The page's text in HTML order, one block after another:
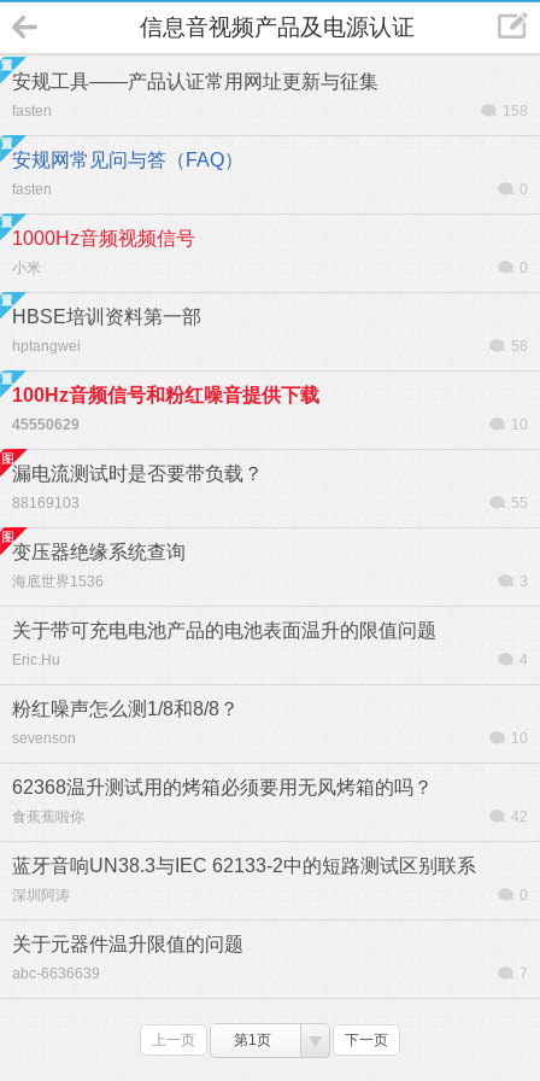
信息音视频产品及电源认证
安规工具——产品认证常用网址更新与征集
fasten 158
安规网常见问与答（FAQ）
fasten 0
1000Hz音频视频信号
小米 0
HBSE培训资料第一部
hptangwei 56
100Hz音频信号和粉红噪音提供下载
45550629 10
漏电流测试时是否要带负载？
88169103 55
变压器绝缘系统查询
海底世界1536 3
关于带可充电电池产品的电池表面温升的限值问题
Eric.Hu 4
粉红噪声怎么测1/8和8/8？
sevenson 10
62368温升测试用的烤箱必须要用无风烤箱的吗？
食蕉蕉啦你 42
蓝牙音响UN38.3与IEC 62133-2中的短路测试区别联系
深圳阿涛 0
关于元器件温升限值的问题
abc-6636639 7
上一页 第1页 下一页